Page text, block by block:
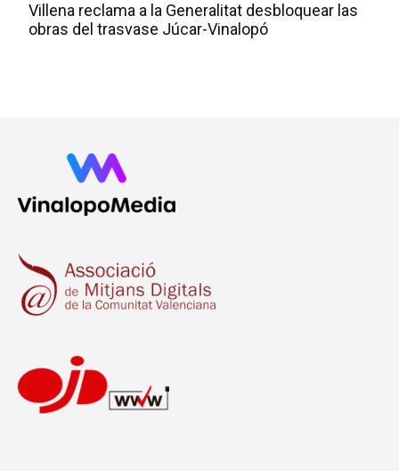
Villena reclama a la Generalitat desbloquear las
obras del trasvase Júcar-Vinalopó